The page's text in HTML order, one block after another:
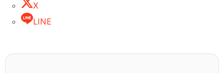
X
LINE